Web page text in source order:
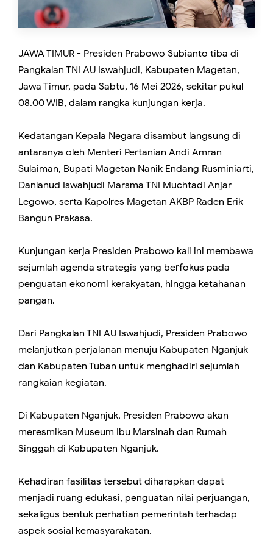
JAWA TIMUR - Presiden Prabowo Subianto tiba di
Pangkalan TNI AU Iswahjudi, Kabupaten Magetan,
Jawa Timur, pada Sabtu, 16 Mei 2026, sekitar pukul
08.00 WIB, dalam rangka kunjungan kerja.
Kedatangan Kepala Negara disambut langsung di
antaranya oleh Menteri Pertanian Andi Amran
Sulaiman, Bupati Magetan Nanik Endang Rusminiarti,
Danlanud Iswahjudi Marsma TNI Muchtadi Anjar
Legowo, serta Kapolres Magetan AKBP Raden Erik
Bangun Prakasa.
Kunjungan kerja Presiden Prabowo kali ini membawa
sejumlah agenda strategis yang berfokus pada
penguatan ekonomi kerakyatan, hingga ketahanan
pangan.
Dari Pangkalan TNI AU Iswahjudi, Presiden Prabowo
melanjutkan perjalanan menuju Kabupaten Nganjuk
dan Kabupaten Tuban untuk menghadiri sejumlah
rangkaian kegiatan.
Di Kabupaten Nganjuk, Presiden Prabowo akan
meresmikan Museum Ibu Marsinah dan Rumah
Singgah di Kabupaten Nganjuk.
Kehadiran fasilitas tersebut diharapkan dapat
menjadi ruang edukasi, penguatan nilai perjuangan,
sekaligus bentuk perhatian pemerintah terhadap
aspek sosial kemasyarakatan.